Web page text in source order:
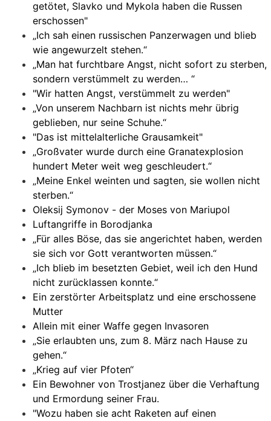
getötet, Slavko und Mykola haben die Russen
erschossen"
„Ich sah einen russischen Panzerwagen und blieb
wie angewurzelt stehen.“
„Man hat furchtbare Angst, nicht sofort zu sterben,
sondern verstümmelt zu werden… “
"Wir hatten Angst, verstümmelt zu werden"
„Von unserem Nachbarn ist nichts mehr übrig
geblieben, nur seine Schuhe.“
"Das ist mittelalterliche Grausamkeit"
„Großvater wurde durch eine Granatexplosion
hundert Meter weit weg geschleudert.“
„Meine Enkel weinten und sagten, sie wollen nicht
sterben.“
Oleksij Symonov - der Moses von Mariupol
Luftangriffe in Borodjanka
„Für alles Böse, das sie angerichtet haben, werden
sie sich vor Gott verantworten müssen.“
„Ich blieb im besetzten Gebiet, weil ich den Hund
nicht zurücklassen konnte.“
Ein zerstörter Arbeitsplatz und eine erschossene
Mutter
Allein mit einer Waffe gegen Invasoren
„Sie erlaubten uns, zum 8. März nach Hause zu
gehen.“
„Krieg auf vier Pfoten“
Ein Bewohner von Trostjanez über die Verhaftung
und Ermordung seiner Frau.
"Wozu haben sie acht Raketen auf einen